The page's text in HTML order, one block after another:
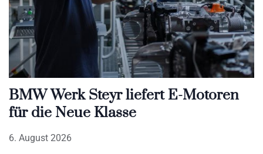
BMW Werk Steyr liefert E-Motoren
für die Neue Klasse
6. August 2026